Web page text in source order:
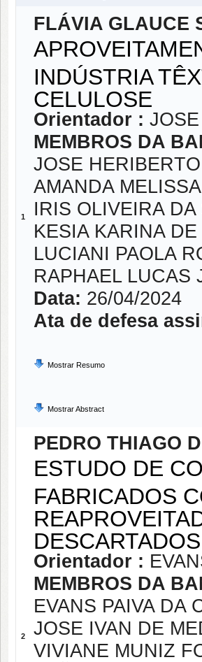
1
FLÁVIA GLAUCE
INDÚSTRIA
CELULOSE
Orientador :
MEMBROS DA
JOSE
AMANDA
IRIS OLIVEIRA DA
KESIA KARINA
LUCIANI PAOLA
RAPHAEL LUCAS
Data: 26/04/2024
Ata de defesa
Mostrar Resumo
Mostrar Abstract
2
PEDRO THIAGO
ESTUDO DE
FABRICADOS
DESCARTADOS.
Orientador :
MEMBROS DA
EVANS PAIVA DA
JOSE IVAN DE
VIVIANE MUNIZ